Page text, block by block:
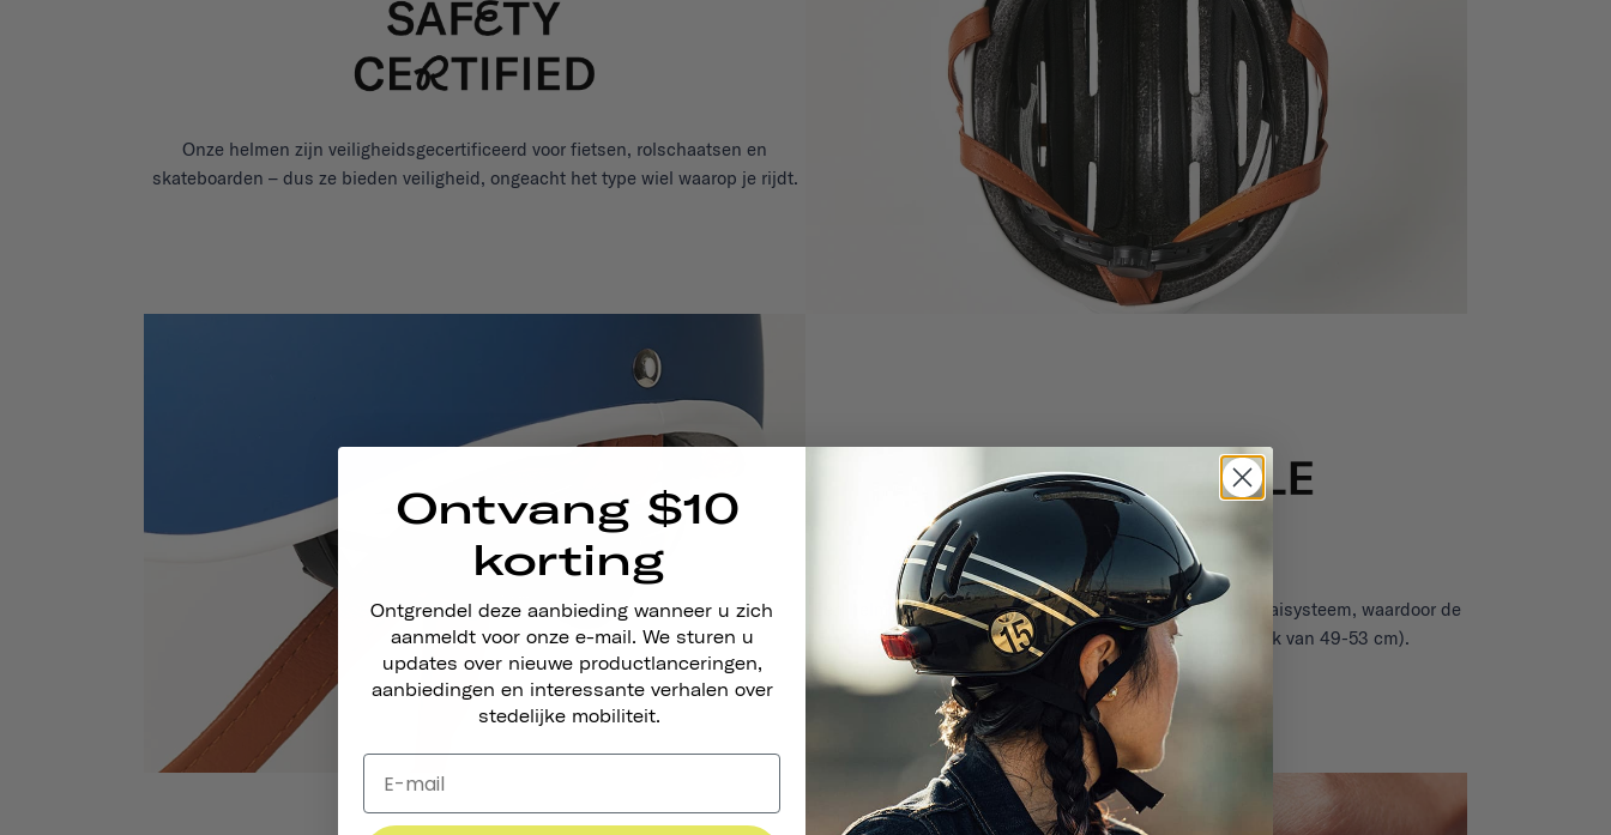
Onze helmen zijn veiligheidsgecertificeerd voor fietsen, rolschaatsen en
skateboarden – dus ze bieden veiligheid, ongeacht het type wiel waarop je rijdt.
Eén helm gaat jarenlang mee dankzij het verstelbare draaisysteem, waardoor de
helm met uw kind meegroeit (voor een hoofdomtrek van 49-53 cm).
Ontvang $10
korting
Ontgrendel deze aanbieding wanneer u zich
aanmeldt voor onze e-mail. We sturen u
updates over nieuwe productlanceringen,
aanbiedingen en interessante verhalen over
stedelijke mobiliteit.